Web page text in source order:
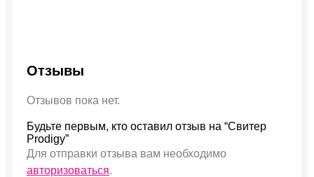
Отзывы
Отзывов пока нет.
Будьте первым, кто оставил отзыв на “Свитер
Prodigy”
Для отправки отзыва вам необходимо
авторизоваться.